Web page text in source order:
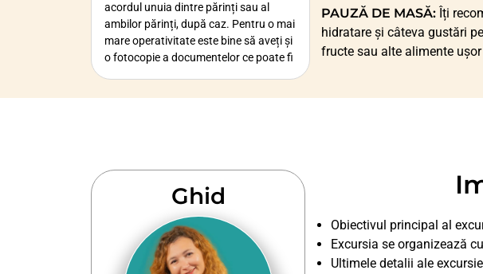
acordul unuia dintre părinți sau al
ambilor părinți, după caz. Pentru o mai
mare operativitate este bine să aveți și
o fotocopie a documentelor ce poate fi
consultarea website-ului
PAUZĂ DE MASĂ: Îți
hidratare și câteva gustări
fructe sau alte alimente
Ghid
Obiectivul principal al
Excursia se organizează
Ultimele detalii ale